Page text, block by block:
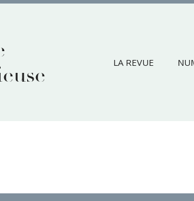
LA REVUE